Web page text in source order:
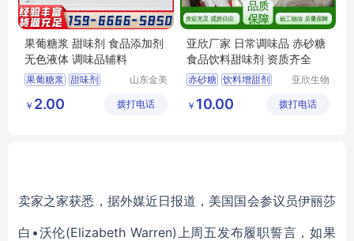
果葡糖浆 甜味剂 食品添加剂
无色液体 调味品辅料
果葡糖浆 甜味剂
调味品
山东金美
公司
￥ 2.00 拨打电话
亚欣厂家 日常调味品 赤砂糖
食品饮料甜味剂 资质齐全
赤砂糖 饮料增甜剂
亚欣生物科技
亚欣生物
州）有限
￥ 10.00 拨打电话
卖家之家获悉，据外媒近日报道，美国国会参议员伊丽莎
白•沃伦(Elizabeth Warren)上周五发布履职誓言，如果